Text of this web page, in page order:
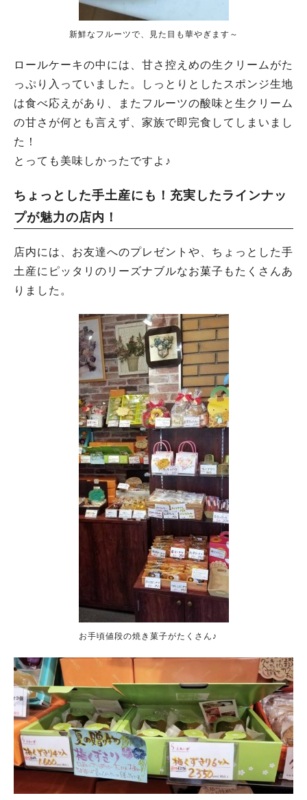
新鮮なフルーツで、見た目も華やぎます～
ロールケーキの中には、甘さ控えめの生クリームがた
っぷり入っていました。しっとりとしたスポンジ生地
は食べ応えがあり、またフルーツの酸味と生クリーム
の甘さが何とも言えず、家族で即完食してしまいまし
た！
とっても美味しかったですよ♪
ちょっとした手土産にも！充実したラインナッ
プが魅力の店内！
店内には、お友達へのプレゼントや、ちょっとした手
土産にピッタリのリーズナブルなお菓子もたくさんあ
りました。
お手頃値段の焼き菓子がたくさん♪